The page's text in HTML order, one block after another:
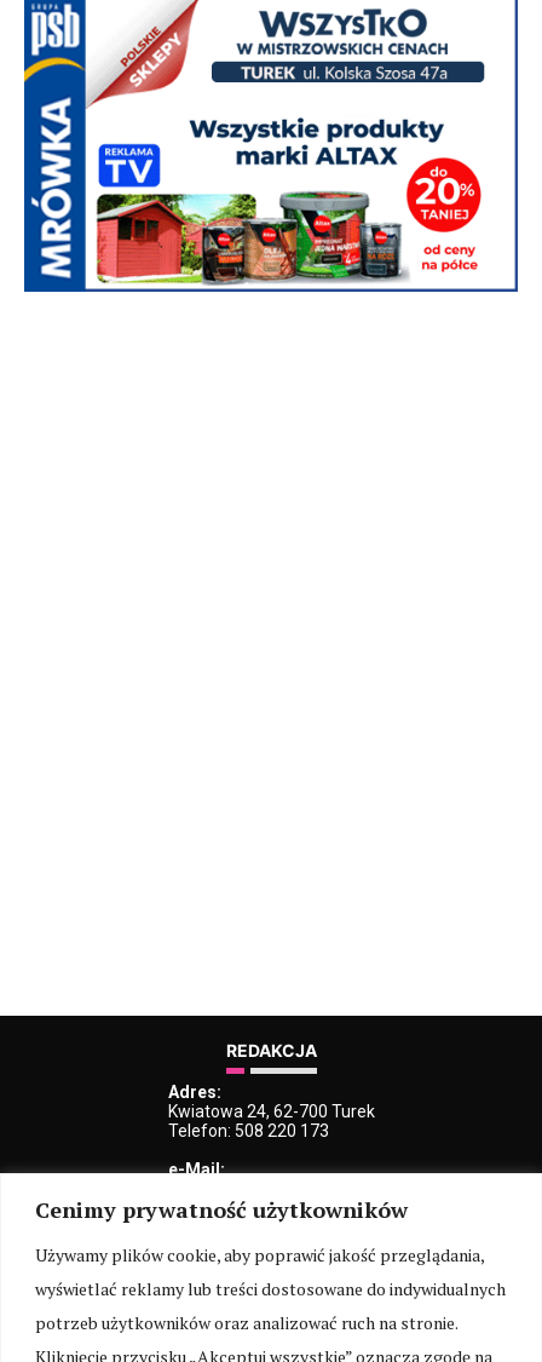
Cenimy prywatność użytkowników
Używamy plików cookie, aby poprawić jakość przeglądania,
wyświetlać reklamy lub treści dostosowane do indywidualnych
potrzeb użytkowników oraz analizować ruch na stronie.
Kliknięcie przycisku „Akceptuj wszystkie” oznacza zgodę na
REDAKCJA
Adres:
Kwiatowa 24, 62-700 Turek
Telefon: 508 220 173
e-Mail:
redakcja@iturek.net
reklama@iturek.net
MENU
Redakcja Polityka prywatności O nas Kontakt